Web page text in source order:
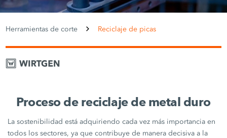
Herramientas de corte Reciclaje de picas
Proceso de reciclaje de metal duro
La sostenibilidad está adquiriendo cada vez más importancia en
todos los sectores, ya que contribuye de manera decisiva a la